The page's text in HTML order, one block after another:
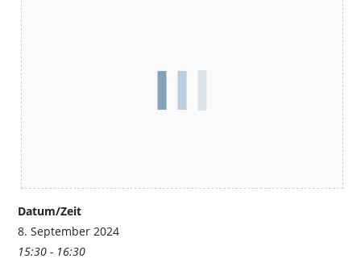
Datum/Zeit
8. September 2024
15:30 - 16:30